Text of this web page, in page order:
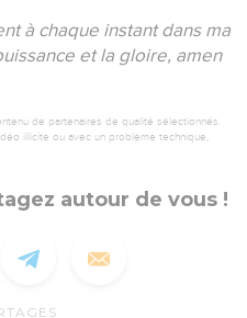
à chaque instant dans ma
et la gloire, amen
de partenaires de qualité sélectionnés.
illicite ou avec un problème technique,
autour de vous !